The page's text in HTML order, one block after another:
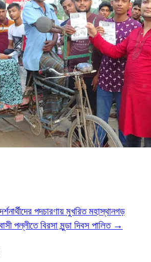
পদচারণায় মুখরিত মহাস্থানগড়
পল্লীতে বিরসা মুন্ডা দিবস পালিত →